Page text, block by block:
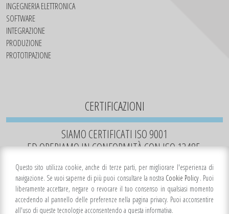
INGEGNERIA ELETTRONICA
SOFTWARE
INTEGRAZIONE
PRODUZIONE
PROTOTIPAZIONE
CERTIFICAZIONI
SIAMO CERTIFICATI ISO 9001
ED OPERIAMO IN CONFORMITÀ CON ISO 13485.
Questo sito utilizza cookie, anche di terze parti, per migliorare l'esperienza di
navigazione. Se vuoi saperne di più puoi consultare la nostra Cookie Policy. Puoi
liberamente accettare, negare o revocare il tuo consenso in qualsiasi momento
accedendo al pannello delle preferenze nella pagina privacy. Puoi acconsentire
all'uso di queste tecnologie acconsentendo a questa informativa.